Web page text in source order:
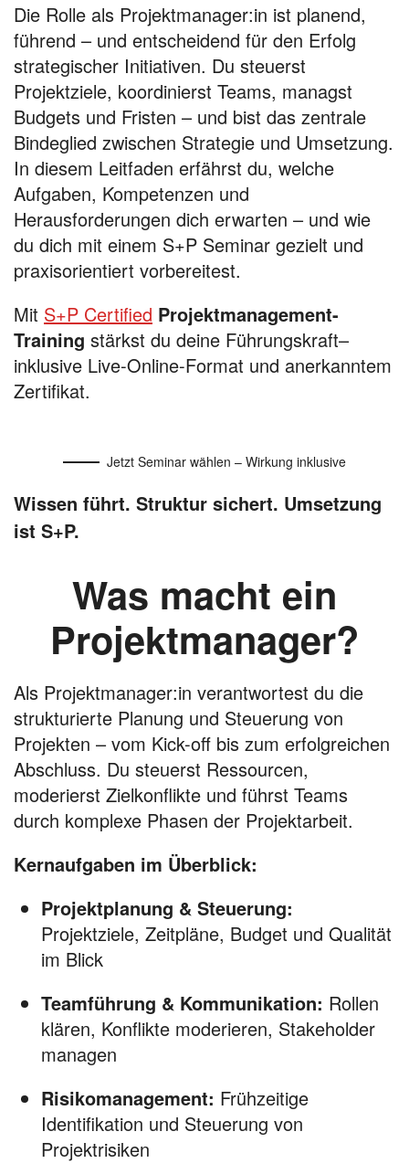
Die Rolle als Projektmanager:in ist planend,
führend – und entscheidend für den Erfolg
strategischer Initiativen. Du steuerst
Projektziele, koordinierst Teams, managst
Budgets und Fristen – und bist das zentrale
Bindeglied zwischen Strategie und Umsetzung.
In diesem Leitfaden erfährst du, welche
Aufgaben, Kompetenzen und
Herausforderungen dich erwarten – und wie
du dich mit einem S+P Seminar gezielt und
praxisorientiert vorbereitest.
Mit S+P Certified Projektmanagement-
Training stärkst du deine Führungskraft–
inklusive Live-Online-Format und anerkanntem
Zertifikat.
Jetzt Seminar wählen – Wirkung inklusive
Wissen führt. Struktur sichert. Umsetzung
ist S+P.
Was macht ein
Projektmanager?
Als Projektmanager:in verantwortest du die
strukturierte Planung und Steuerung von
Projekten – vom Kick-off bis zum erfolgreichen
Abschluss. Du steuerst Ressourcen,
moderierst Zielkonflikte und führst Teams
durch komplexe Phasen der Projektarbeit.
Kernaufgaben im Überblick:
Projektplanung & Steuerung:
Projektziele, Zeitpläne, Budget und Qualität
im Blick
Teamführung & Kommunikation: Rollen
klären, Konflikte moderieren, Stakeholder
managen
Risikomanagement: Frühzeitige
Identifikation und Steuerung von
Projektrisiken